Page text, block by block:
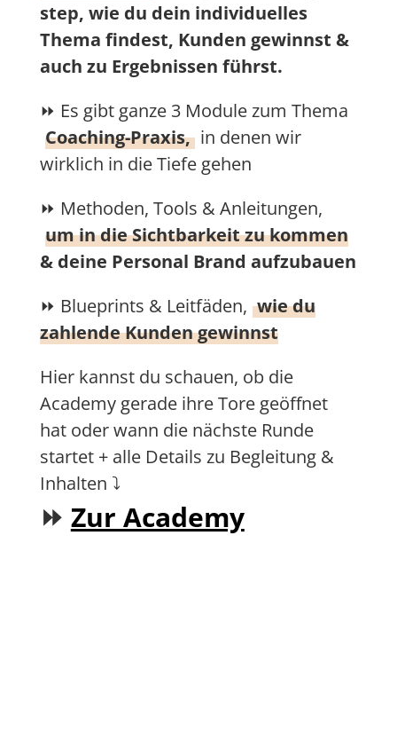
step, wie du dein individuelles
Thema findest, Kunden gewinnst &
auch zu Ergebnissen führst.
⏩ Es gibt ganze 3 Module zum Thema
Coaching-Praxis, in denen wir
wirklich in die Tiefe gehen
⏩ Methoden, Tools & Anleitungen,
um in die Sichtbarkeit zu kommen
& deine Personal Brand aufzubauen
⏩ Blueprints & Leitfäden, wie du
zahlende Kunden gewinnst
Hier kannst du schauen, ob die
Academy gerade ihre Tore geöffnet
hat oder wann die nächste Runde
startet + alle Details zu Begleitung &
Inhalten ⤵️
⏩ Zur Academy